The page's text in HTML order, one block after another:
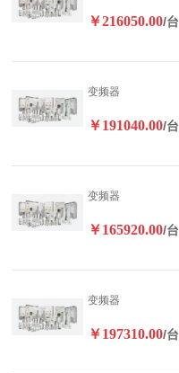
￥216050.00/台
变频器
￥191040.00/台
变频器
￥165920.00/台
变频器
￥197310.00/台